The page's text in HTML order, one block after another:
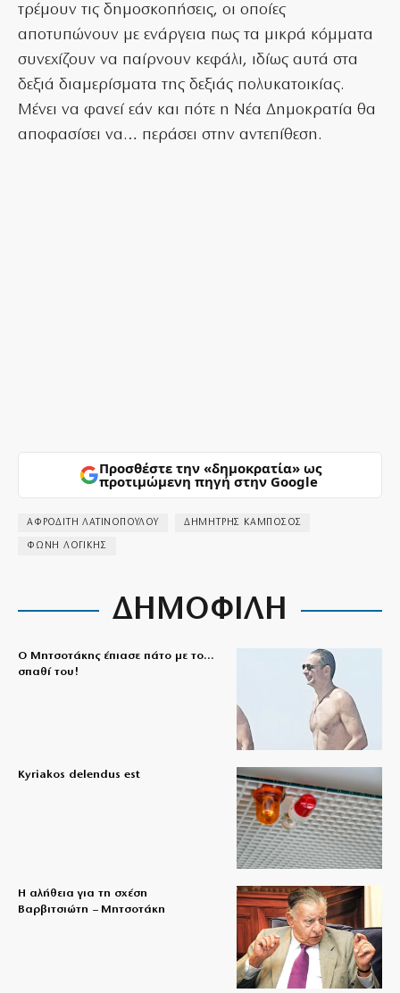
τρέμουν τις δημοσκοπήσεις, οι οποίες
αποτυπώνουν με ενάργεια πως τα μικρά κόμματα
συνεχίζουν να παίρνουν κεφάλι, ιδίως αυτά στα
δεξιά διαμερίσματα της δεξιάς πολυκατοικίας.
Μένει να φανεί εάν και πότε η Νέα Δημοκρατία θα
αποφασίσει να… περάσει στην αντεπίθεση.
Προσθέστε την «δημοκρατία» ως
προτιμώμενη πηγή στην Google
ΑΦΡΟΔΙΤΗ ΛΑΤΙΝΟΠΟΥΛΟΥ ΔΗΜΗΤΡΗΣ ΚΑΜΠΟΣΟΣ
ΦΩΝΗ ΛΟΓΙΚΗΣ
ΔΗΜΟΦΙΛΗ
Ο Μητσοτάκης έπιασε πάτο με το…
σπαθί του!
Kyriakos delendus est
Η αλήθεια για τη σχέση
Βαρβιτσιώτη – Μητσοτάκη